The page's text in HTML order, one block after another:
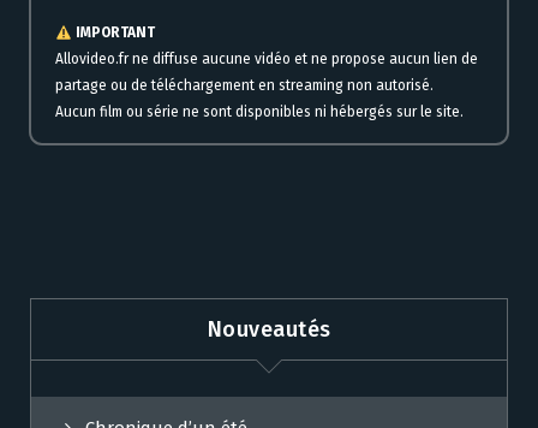
IMPORTANT
Allovideo.fr ne diffuse aucune vidéo et ne propose aucun lien de
partage ou de téléchargement en streaming non autorisé.
Aucun film ou série ne sont disponibles ni hébergés sur le site.
Nouveautés